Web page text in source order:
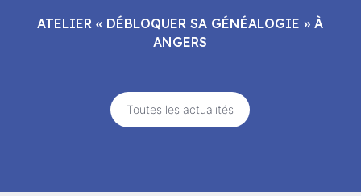
ATELIER « DÉBLOQUER SA GÉNÉALOGIE » À
ANGERS
Toutes les actualités